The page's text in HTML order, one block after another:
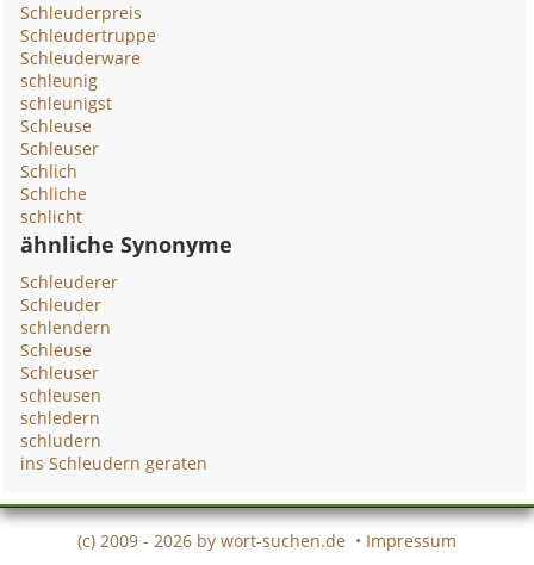
Schleuderpreis
Schleudertruppe
Schleuderware
schleunig
schleunigst
Schleuse
Schleuser
Schlich
Schliche
schlicht
ähnliche Synonyme
Schleuderer
Schleuder
schlendern
Schleuse
Schleuser
schleusen
schledern
schludern
ins Schleudern geraten
(c) 2009 - 2026 by wort-suchen.de • Impressum